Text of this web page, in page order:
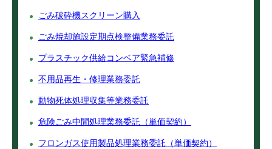
ごみ破砕機スクリーン購入
ごみ焼却施設定期点検整備業務委託
プラスチック供給コンベア緊急補修
不用品再生・修理業務委託
動物死体処理収集等業務委託
危険ごみ中間処理業務委託（単価契約）
フロンガス使用製品処理業務委託（単価契約）